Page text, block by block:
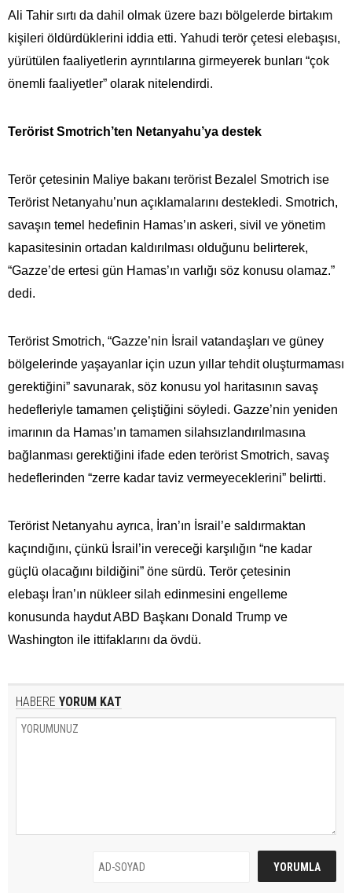
Ali Tahir sırtı da dahil olmak üzere bazı bölgelerde birtakım
kişileri öldürdüklerini iddia etti. Yahudi terör çetesi elebaşısı,
yürütülen faaliyetlerin ayrıntılarına girmeyerek bunları “çok
önemli faaliyetler” olarak nitelendirdi.
Terörist Smotrich’ten Netanyahu’ya destek
Terör çetesinin Maliye bakanı terörist Bezalel Smotrich ise
Terörist Netanyahu’nun açıklamalarını destekledi. Smotrich,
savaşın temel hedefinin Hamas’ın askeri, sivil ve yönetim
kapasitesinin ortadan kaldırılması olduğunu belirterek,
“Gazze’de ertesi gün Hamas’ın varlığı söz konusu olamaz.”
dedi.
Terörist Smotrich, “Gazze’nin İsrail vatandaşları ve güney
bölgelerinde yaşayanlar için uzun yıllar tehdit oluşturmaması
gerektiğini” savunarak, söz konusu yol haritasının savaş
hedefleriyle tamamen çeliştiğini söyledi. Gazze’nin yeniden
imarının da Hamas’ın tamamen silahsızlandırılmasına
bağlanması gerektiğini ifade eden terörist Smotrich, savaş
hedeflerinden “zerre kadar taviz vermeyeceklerini” belirtti.
Terörist Netanyahu ayrıca, İran’ın İsrail’e saldırmaktan
kaçındığını, çünkü İsrail’in vereceği karşılığın “ne kadar
güçlü olacağını bildiğini” öne sürdü. Terör çetesinin
elebaşı İran’ın nükleer silah edinmesini engelleme
konusunda haydut ABD Başkanı Donald Trump ve
Washington ile ittifaklarını da övdü.
HABERE YORUM KAT